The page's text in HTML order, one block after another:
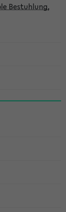
Bestuhlung,